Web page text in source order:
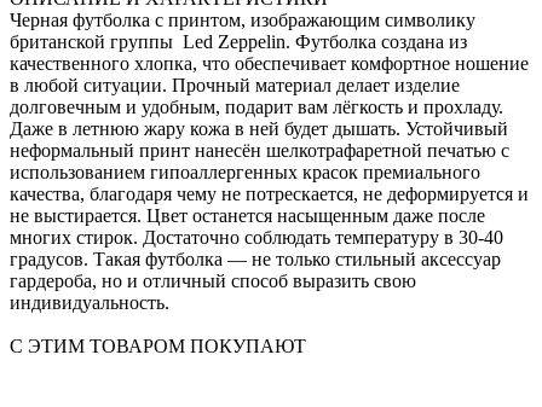
Черная футболка с принтом, изображающим символику
британской группы Led Zeppelin. Футболка создана из
качественного хлопка, что обеспечивает комфортное ношение
в любой ситуации. Прочный материал делает изделие
долговечным и удобным, подарит вам лёгкость и прохладу.
Даже в летнюю жару кожа в ней будет дышать. Устойчивый
неформальный принт нанесён шелкотрафаретной печатью с
использованием гипоаллергенных красок премиального
качества, благодаря чему не потрескается, не деформируется и
не выстирается. Цвет останется насыщенным даже после
многих стирок. Достаточно соблюдать температуру в 30-40
градусов. Такая футболка — не только стильный аксессуар
гардероба, но и отличный способ выразить свою
индивидуальность.
С ЭТИМ ТОВАРОМ ПОКУПАЮТ